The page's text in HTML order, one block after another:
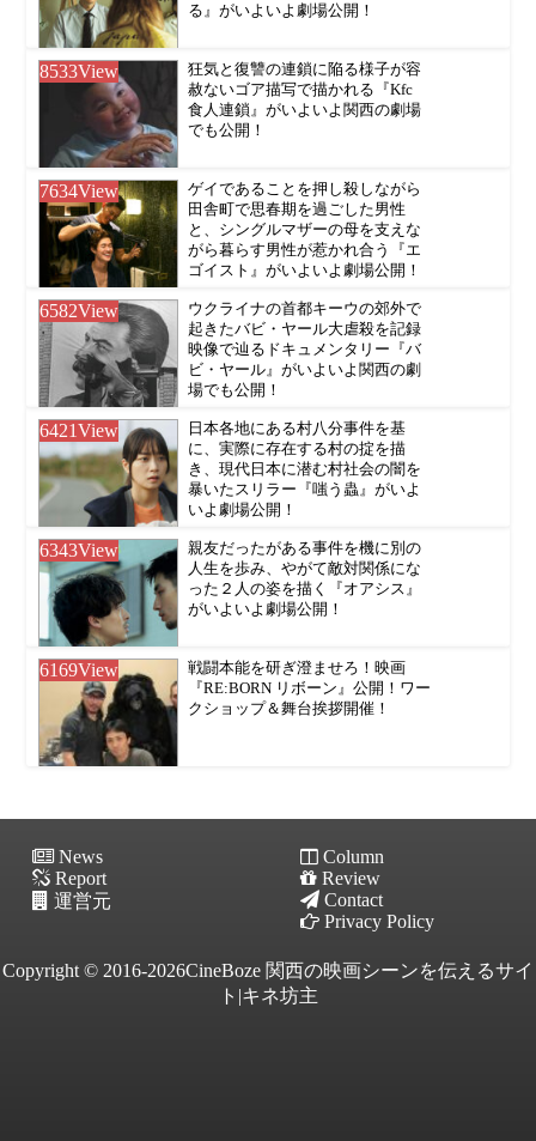
る』がいよいよ劇場公開！
8533View
狂気と復讐の連鎖に陥る様子が容
赦ないゴア描写で描かれる『Kfc
食人連鎖』がいよいよ関西の劇場
でも公開！
7634View
ゲイであることを押し殺しながら
田舎町で思春期を過ごした男性
と、シングルマザーの母を支えな
がら暮らす男性が惹かれ合う『エ
ゴイスト』がいよいよ劇場公開！
6582View
ウクライナの首都キーウの郊外で
起きたバビ・ヤール大虐殺を記録
映像で辿るドキュメンタリー『バ
ビ・ヤール』がいよいよ関西の劇
場でも公開！
6421View
日本各地にある村八分事件を基
に、実際に存在する村の掟を描
き、現代日本に潜む村社会の闇を
暴いたスリラー『嗤う蟲』がいよ
いよ劇場公開！
6343View
親友だったがある事件を機に別の
人生を歩み、やがて敵対関係にな
った２人の姿を描く『オアシス』
がいよいよ劇場公開！
6169View
戦闘本能を研ぎ澄ませろ！映画
『RE:BORN リボーン』公開！ワー
クショップ＆舞台挨拶開催！
News
Column
Report
Review
運営元
Contact
Privacy Policy
Copyright © 2016-2026CineBoze 関西の映画シーンを伝えるサイ
ト|キネ坊主